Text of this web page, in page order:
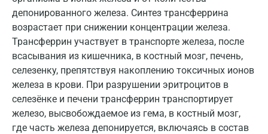
депонированного железа. Синтез трансферрина
возрастает при снижении концентрации железа.
Трансферрин участвует в транспорте железа, после
всасывания из кишечника, в костный мозг, печень,
селезенку, препятствуя накоплению токсичных ионов
железа в крови. При разрушении эритроцитов в
селезёнке и печени трансферрин транспортирует
железо, высвобождаемое из гема, в костный мозг,
где часть железа депонируется, включаясь в состав
Долгопрудный
Домодедово
Екатеринбург
Жуковский
Звенигород
Зеленоград